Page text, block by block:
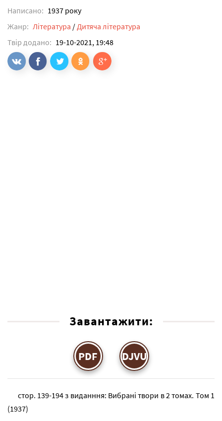
Написано: 1937 року
Жанр: Література /Дитяча література
Твір додано: 19-10-2021, 19:48
Завантажити:
PDF DJVU
стор. 139-194 з виданння: Вибрані твори в 2 томах. Том 1
(1937)